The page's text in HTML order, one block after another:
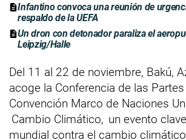
Infantino convoca una reunión de
respaldo de la UEFA
Un dron con detonador paraliza el
Leipzig/Halle
Del 11 al 22 de noviembre, Bakú,
acoge la Conferencia de las
Convención Marco de Naciones
Cambio Climático, un evento
mundial contra el cambio